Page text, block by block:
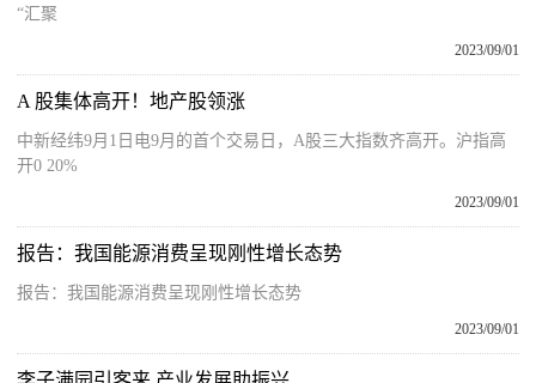
“汇聚
2023/09/01
A 股集体高开！地产股领涨
中新经纬9月1日电9月的首个交易日，A股三大指数齐高开。沪指高
开0 20%
2023/09/01
报告：我国能源消费呈现刚性增长态势
报告：我国能源消费呈现刚性增长态势
2023/09/01